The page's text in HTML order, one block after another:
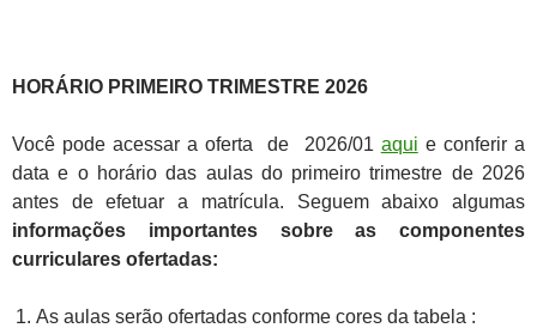
HORÁRIO PRIMEIRO TRIMESTRE 2026
Você pode acessar a oferta de 2026/01 aqui e conferir a
data e o horário das aulas do primeiro trimestre de 2026
antes de efetuar a matrícula. Seguem abaixo algumas
informações importantes sobre as componentes
curriculares ofertadas:
As aulas serão ofertadas conforme cores da tabela :